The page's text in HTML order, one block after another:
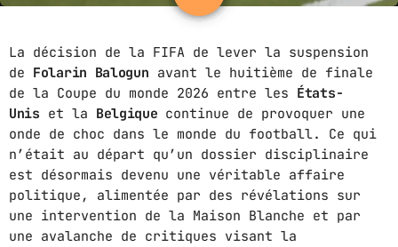
MUSIC NEWS
SCHEDULE
TOP 10
STUDIO
PROMOTE
La décision de la FIFA de lever la suspension
de Folarin Balogun avant le huitième de finale
de la Coupe du monde 2026 entre les États-
Unis et la Belgique continue de provoquer une
onde de choc dans le monde du football. Ce qui
n’était au départ qu’un dossier disciplinaire
est désormais devenu une véritable affaire
politique, alimentée par des révélations sur
une intervention de la Maison Blanche et par
une avalanche de critiques visant la